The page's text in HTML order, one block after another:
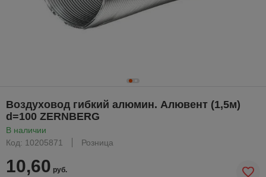
Воздуховод гибкий алюмин. Алювент (1,5м)
d=100 ZERNBERG
В наличии
Код: 10205871
Розница
10,60 руб.